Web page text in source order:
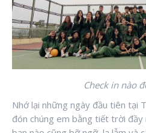
Check in nào
Nhớ lại những ngày đầu tiên tại
đón chúng em bằng tiết trời